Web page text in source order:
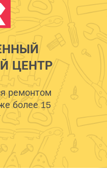
ЦЕНТР
ремонтом
более 15